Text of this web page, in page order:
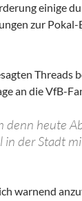
einige
zur Pokal-
Threads
an die VfB-
denn heute
der Stadt
warnend